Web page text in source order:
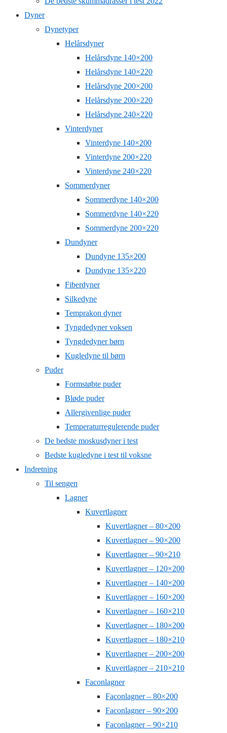
Dyner
Dynetyper
Helårsdyner
Helårsdyne 140×200
Helårsdyne 140×220
Helårsdyne 200×200
Helårsdyne 200×220
Helårsdyne 240×220
Vinterdyner
Vinterdyne 140×200
Vinterdyne 200×220
Vinterdyne 240×220
Sommerdyner
Sommerdyne 140×200
Sommerdyne 140×220
Sommerdyne 200×220
Dundyner
Dundyne 135×200
Dundyne 135×220
Fiberdyner
Silkedyne
Temprakon dyner
Tyngdedyner voksen
Tyngdedyner børn
Kugledyne til børn
Puder
Formstøbte puder
Bløde puder
Allergivenlige puder
Temperaturregulerende puder
De bedste moskusdyner i test
Bedste kugledyne i test til voksne
Indretning
Til sengen
Lagner
Kuvertlagner
Kuvertlagner – 80×200
Kuvertlagner – 90×200
Kuvertlagner – 90×210
Kuvertlagner – 120×200
Kuvertlagner – 140×200
Kuvertlagner – 160×200
Kuvertlagner – 160×210
Kuvertlagner – 180×200
Kuvertlagner – 180×210
Kuvertlagner – 200×200
Kuvertlagner – 210×210
Faconlagner
Faconlagner – 80×200
Faconlagner – 90×200
Faconlagner – 90×210